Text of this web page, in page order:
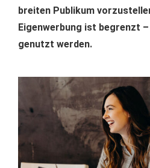
breiten Publikum
Eigenwerbung ist begrenzt
genutzt werden.